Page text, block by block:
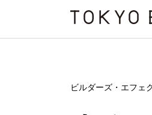
ビルダーズ・エフェ